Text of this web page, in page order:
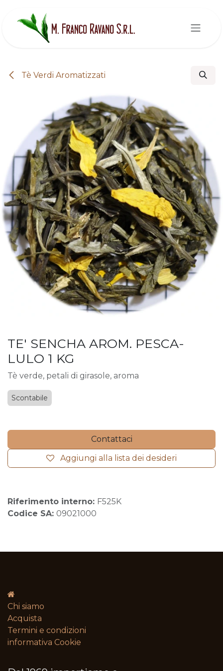
Tè Verdi Aromatizzati
TE' SENCHA AROM. PESCA-
LULO 1 KG
Tè verde, petali di girasole, aroma
Scontabile
Contattaci
Aggiungi alla lista dei desideri
Riferimento interno: F525K
Codice SA: 09021000
Chi siamo
Acquista
Termini e condizioni​
informativa Cookie